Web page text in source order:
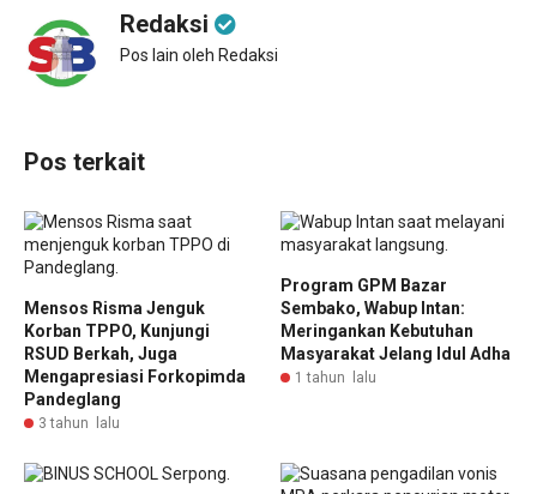
Redaksi
Pos lain oleh Redaksi
Pos terkait
Mensos Risma Jenguk
Korban TPPO, Kunjungi
RSUD Berkah, Juga
Mengapresiasi Forkopimda
Pandeglang
3 tahun lalu
Program GPM Bazar
Sembako, Wabup Intan:
Meringankan Kebutuhan
Masyarakat Jelang Idul Adha
1 tahun lalu